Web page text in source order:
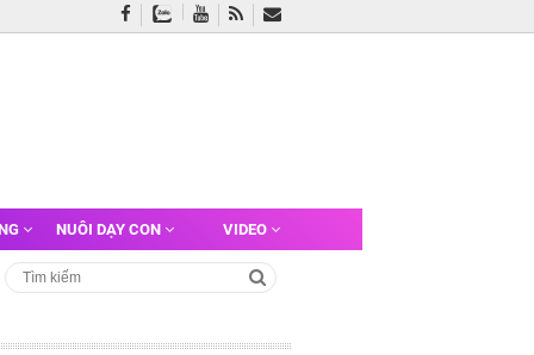
NUÔI DẠY CON VIDEO